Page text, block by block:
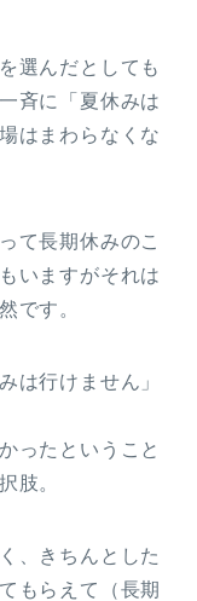
選んだとしても
斉に「夏休みは
はまわらなくな
て長期休みのこ
いますがそれは
です。
は行けません」
ったということ
肢。
、きちんとした
もらえて（長期